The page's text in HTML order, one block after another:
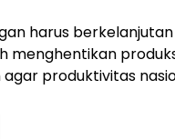
harus
menghentikan
produktivitas